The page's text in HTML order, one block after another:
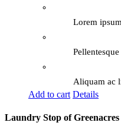
Lorem
Aliquam ac
Add to cart Details
Laundry Stop of Greenacres